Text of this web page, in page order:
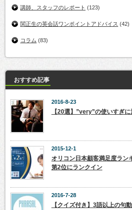
講師、スタッフのレポート (123)
関正生の英会話ワンポイントアドバイス (42)
コラム (83)
おすすめ記事
2016-8-23
【20選】”very”の使いすぎに
2015-12-1
オリコン日本顧客満足度ラン
第2位にランクイン
2016-7-28
【クイズ付き】3語以上の句